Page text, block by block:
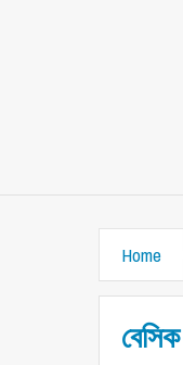
Home